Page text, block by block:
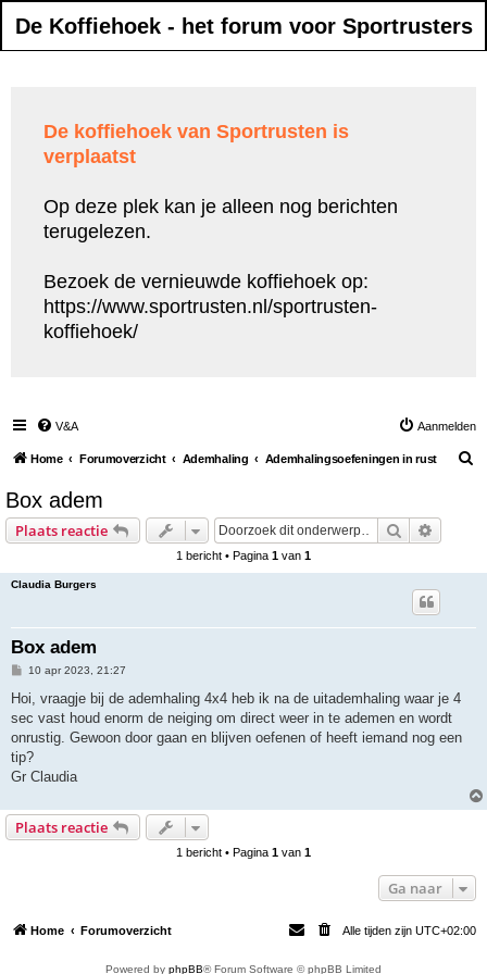
De Koffiehoek - het forum voor Sportrusters
De koffiehoek van Sportrusten is
verplaatst
Op deze plek kan je alleen nog berichten
terugelezen.
Bezoek de vernieuwde koffiehoek op:
https://www.sportrusten.nl/sportrusten-
koffiehoek/
V&A Aanmelden
Home Forumoverzicht Ademhaling Ademhalingsoefeningen in rust
Box adem
Plaats reactie Zoek
1 bericht • Pagina 1 van 1
Claudia Burgers
Box adem
B
r
c
h
10 apr 2023, 21:27
Hoi, vraagje bij de ademhaling 4x4 heb ik na de uitademhaling waar je 4
sec vast houd enorm de neiging om direct weer in te ademen en wordt
onrustig. Gewoon door gaan en blijven oefenen of heeft iemand nog een
tip?
Gr Claudia
Plaats reactie
1 bericht • Pagina 1 van 1
Ga naar
Home Forumoverzicht Alle tijden zijn UTC+02:00
Powered by phpBB® Forum Software © phpBB Limited